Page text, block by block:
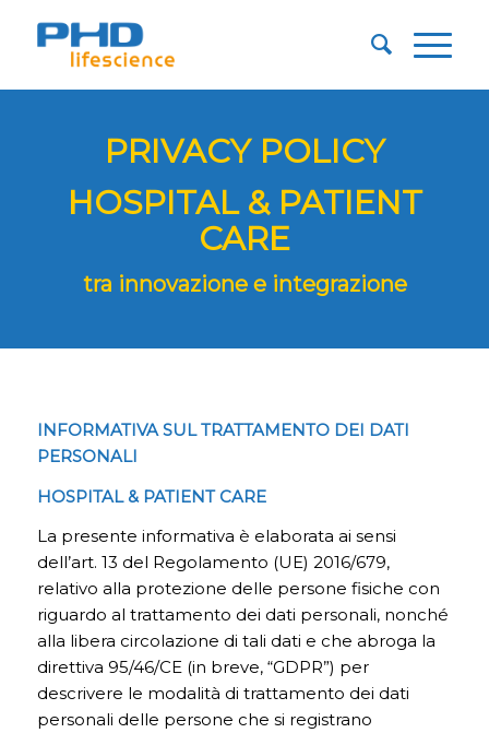
PRIVACY POLICY
HOSPITAL & PATIENT
CARE
tra innovazione e integrazione
INFORMATIVA SUL TRATTAMENTO DEI DATI
PERSONALI
HOSPITAL & PATIENT CARE
La presente informativa è elaborata ai sensi
dell’art. 13 del Regolamento (UE) 2016/679,
relativo alla protezione delle persone fisiche con
riguardo al trattamento dei dati personali, nonché
alla libera circolazione di tali dati e che abroga la
direttiva 95/46/CE (in breve, “GDPR”) per
descrivere le modalità di trattamento dei dati
personali delle persone che si registrano